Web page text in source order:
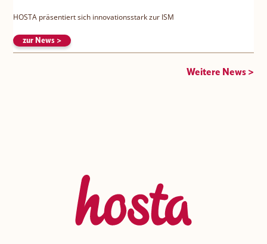
HOSTA präsentiert sich innovationsstark zur ISM
zur News >
Weitere News >